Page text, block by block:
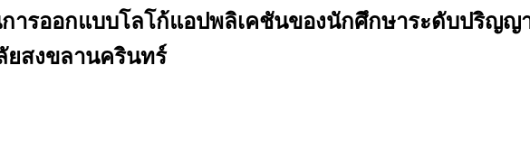
ารออกแบบโลโก้แอปพลิเคชันของนักศึกษาระดับปริญ
ยสงขลานครินทร์